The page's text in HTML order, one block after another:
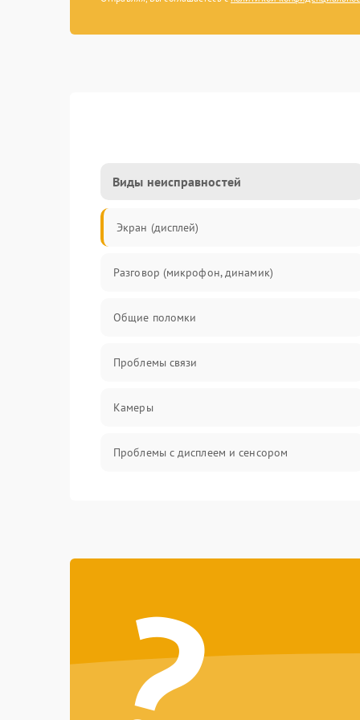
Виды неисправностей
Экран (дисплей)
Разговор (микрофон, динамик)
Общие поломки
Проблемы связи
Камеры
Проблемы с дисплеем и сенсором
аккумулятором